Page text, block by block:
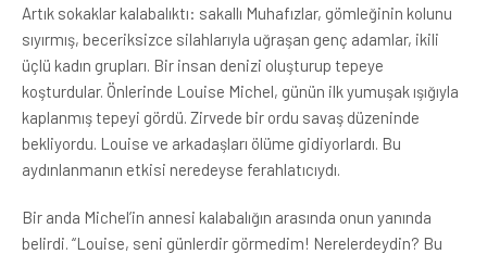
Artık sokaklar kalabalıktı: sakallı Muhafızlar, gömleğinin kolunu
sıyırmış, beceriksizce silahlarıyla uğraşan genç adamlar, ikili
üçlü kadın grupları. Bir insan denizi oluşturup tepeye
koşturdular. Önlerinde Louise Michel, günün ilk yumuşak ışığıyla
kaplanmış tepeyi gördü. Zirvede bir ordu savaş düzeninde
bekliyordu. Louise ve arkadaşları ölüme gidiyorlardı. Bu
aydınlanmanın etkisi neredeyse ferahlatıcıydı.
Bir anda Michel’in annesi kalabalığın arasında onun yanında
belirdi. “Louise, seni günlerdir görmedim! Nerelerdeydin? Bu